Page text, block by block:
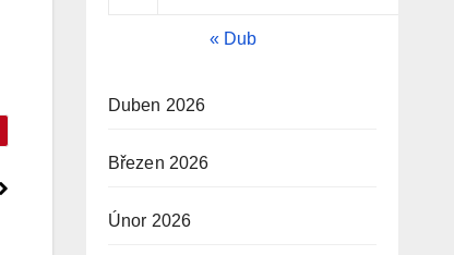
« Dub
Duben 2026
Březen 2026
Únor 2026